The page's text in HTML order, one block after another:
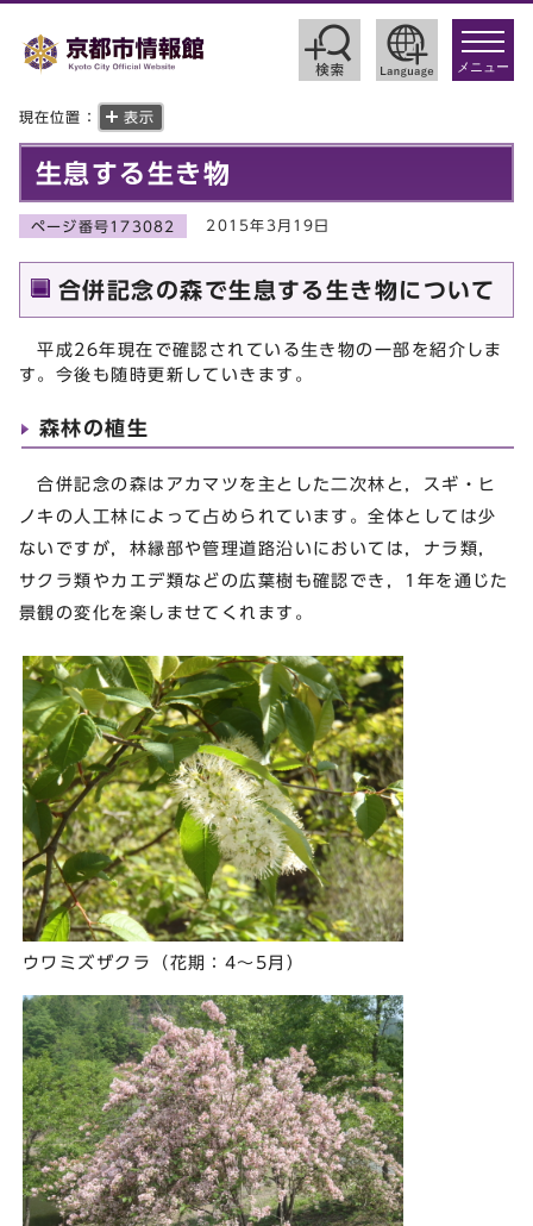
toggle
メニュー
現在位置： 表示
生息する生き物
ページ番号173082 2015年3月19日
合併記念の森で生息する生き物について
平成26年現在で確認されている生き物の一部を紹介しま
す。今後も随時更新していきます。
森林の植生
合併記念の森はアカマツを主とした二次林と，スギ・ヒ
ノキの人工林によって占められています。全体としては少
ないですが，林縁部や管理道路沿いにおいては，ナラ類，
サクラ類やカエデ類などの広葉樹も確認でき，1年を通じた
景観の変化を楽しませてくれます。
ウワミズザクラ（花期：4～5月）